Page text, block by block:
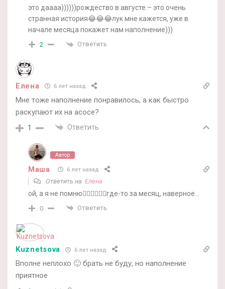
это даааа))))))рождество в августе – это очень
странная история😂😂😂лук мне кажется, уже в
начале месяца покажет нам наполнение)))
2 Ответить
Елена 6 лет назад
Мне тоже наполнение понравилось, а как быстро
раскупают их на асосе?
1 Ответить
Автор
Маша 6 лет назад
Ответить на Елена
ой, а я не помню🤷‍♀️🤷‍♀️🤷‍♀️где-то за месяц, наверное…
0 Ответить
Kuznetsova 6 лет назад
Вполне неплохо 🙂 брать не буду, но наполнение
приятное